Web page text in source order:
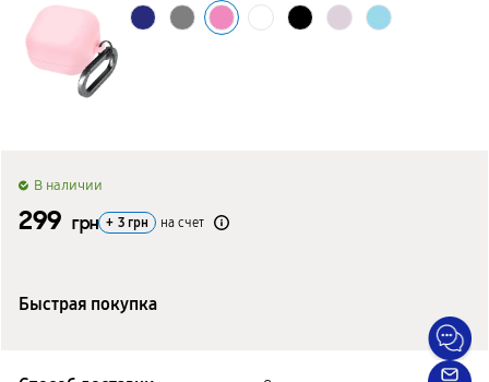
B наличии
299 грн + 3 грн на счет
Быстрая покупка